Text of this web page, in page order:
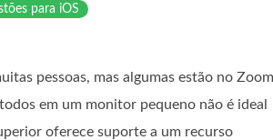
para iOS
pessoas, mas algumas estão no
em um monitor pequeno não é ideal
oferece suporte a um recurso